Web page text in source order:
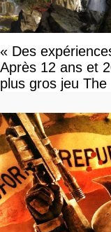
« Des
Après 12 ans et
plus gros jeu